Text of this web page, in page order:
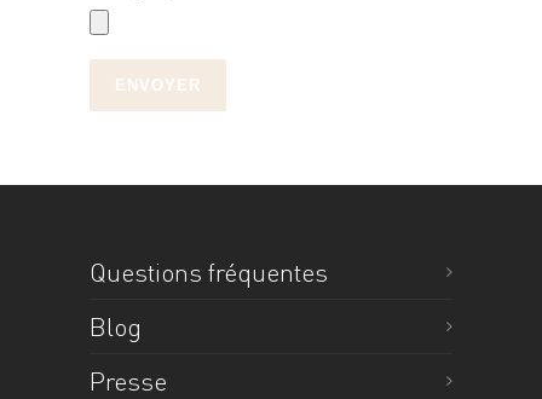
ENVOYER
Questions fréquentes
Blog
Presse